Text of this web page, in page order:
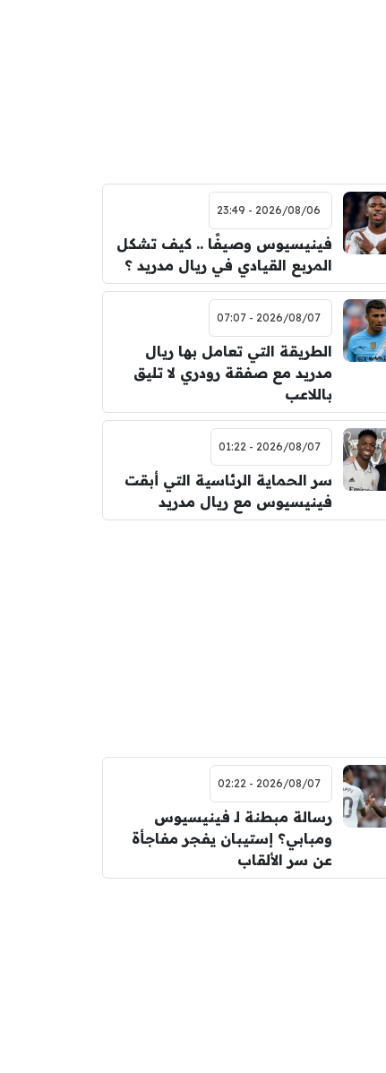
2026/08/06 - 23:49
فينيسيوس وصيفًا .. كيف تشكل
المربع القيادي في ريال مدريد ؟
2026/08/07 - 07:07
الطريقة التي تعامل بها ريال
مدريد مع صفقة رودري لا تليق
باللاعب
2026/08/07 - 01:22
سر الحماية الرئاسية التي أبقت
فينيسيوس مع ريال مدريد
2026/08/07 - 02:22
رسالة مبطنة لـ فينيسيوس
ومبابي؟ إستيبان يفجر مفاجأة
عن سر الألقاب